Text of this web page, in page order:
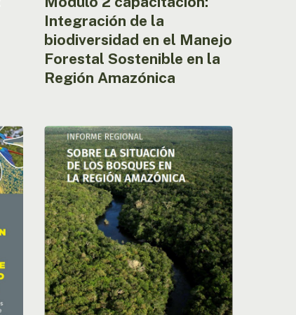
Integración de la
biodiversidad en el Manejo
Forestal Sostenible en la
Región Amazónica
Informe
regional
«sobre
la
situación
de
los
bosques
en
la
Región
Amazónica»